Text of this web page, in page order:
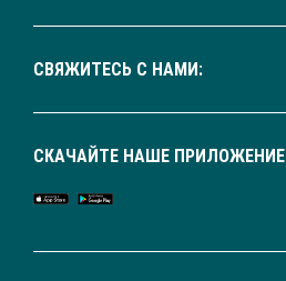
СВЯЖИТЕСЬ С НАМИ:
СКАЧАЙТЕ НАШЕ ПРИЛОЖЕНИЕ